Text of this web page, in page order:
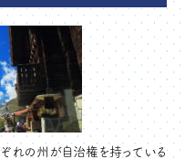
ぞれの州が自治権を持っている